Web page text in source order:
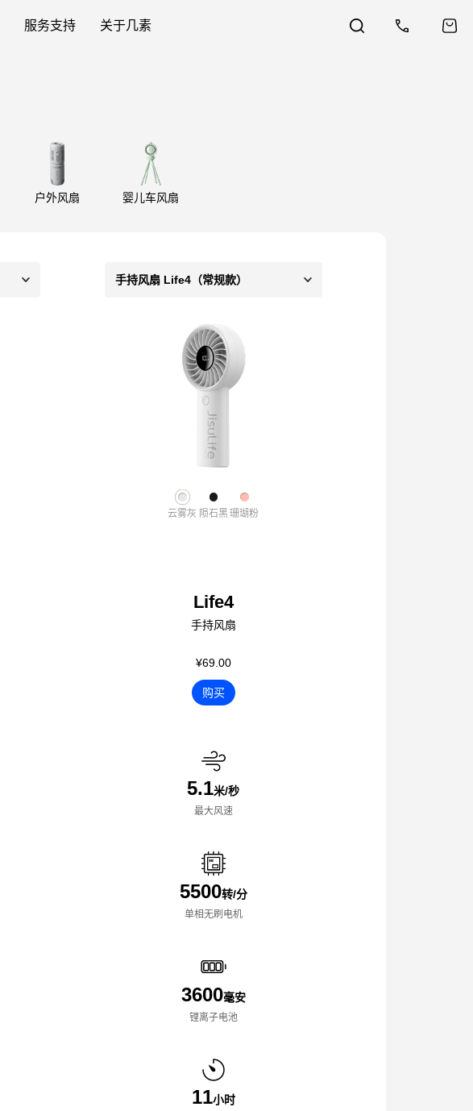
服务支持 关于几素
户外风扇 婴儿车风扇
手持风扇 Life4（常规款）
云雾灰 陨石黑珊瑚粉
Life4
手持风扇
¥69.00
购买
5.1米/秒
最大风速
5500转/分
单相无刷电机
3600毫安
锂离子电池
11小时